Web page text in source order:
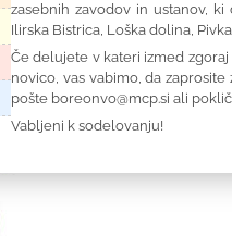
zasebnih zavodov in ustanov,
Ilirska Bistrica, Loška dolina,
Če delujete v kateri izmed
novico, vas vabimo, da
pošte boreonvo@mcp.si ali
Vabljeni k sodelovanju!